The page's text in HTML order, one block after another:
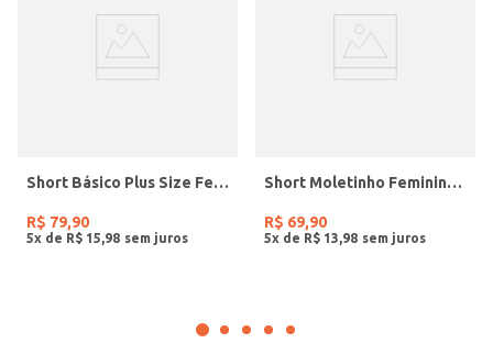
Short Básico Plus Size Feminino PRETO
R$ 79,90
5x de R$ 15 98
Short Moletinho Feminino ROSA
R$ 69,90
5x de R$ 13 98